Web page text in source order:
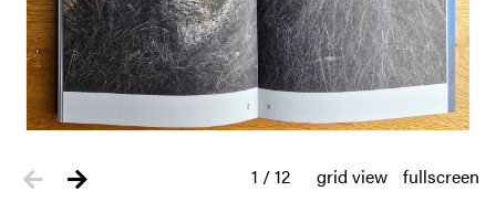
1 /12 grid view fullscreen